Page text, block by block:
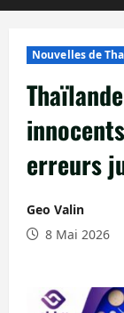
Nouvelles de
erreurs
Geo Valin
8 Mai 2026